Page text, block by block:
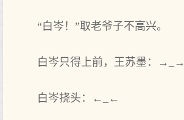
“白岑！”取老爷子不高兴。
白岑只得上前，王苏墨：→_→
白岑挠头：←_←